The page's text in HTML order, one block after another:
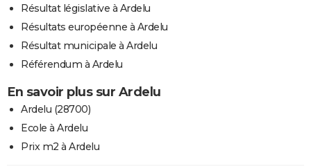
Résultat législative à Ardelu
Résultats européenne à Ardelu
Résultat municipale à Ardelu
Référendum à Ardelu
En savoir plus sur Ardelu
Ardelu (28700)
Ecole à Ardelu
Prix m2 à Ardelu